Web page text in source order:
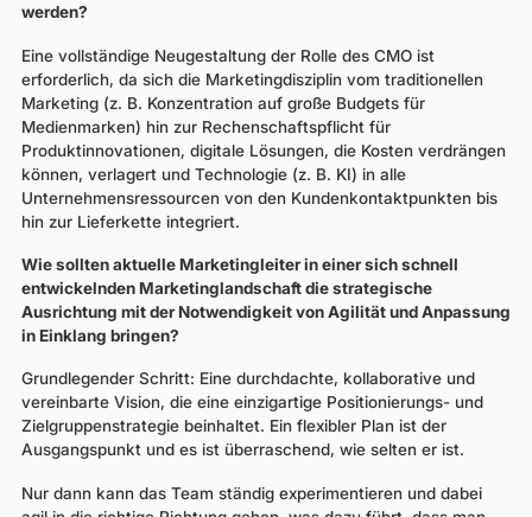
werden?
Eine vollständige Neugestaltung der Rolle des CMO ist
erforderlich, da sich die Marketingdisziplin vom traditionellen
Marketing (z. B. Konzentration auf große Budgets für
Medienmarken) hin zur Rechenschaftspflicht für
Produktinnovationen, digitale Lösungen, die Kosten verdrängen
können, verlagert und Technologie (z. B. KI) in alle
Unternehmensressourcen von den Kundenkontaktpunkten bis
hin zur Lieferkette integriert.
Wie sollten aktuelle Marketingleiter in einer sich schnell
entwickelnden Marketinglandschaft die strategische
Ausrichtung mit der Notwendigkeit von Agilität und Anpassung
in Einklang bringen?
Grundlegender Schritt: Eine durchdachte, kollaborative und
vereinbarte Vision, die eine einzigartige Positionierungs- und
Zielgruppenstrategie beinhaltet. Ein flexibler Plan ist der
Ausgangspunkt und es ist überraschend, wie selten er ist.
Nur dann kann das Team ständig experimentieren und dabei